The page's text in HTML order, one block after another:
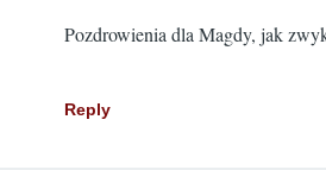
Pozdrowienia dla Magdy, jak
Reply